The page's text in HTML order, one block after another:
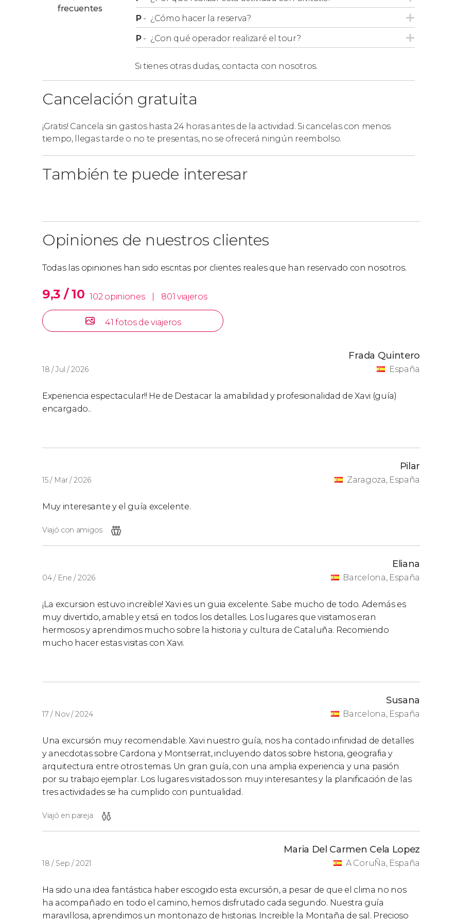
frecuentes
P- ¿Cómo hacer la reserva?
P- ¿Con qué operador realizaré el tour?
Si tienes otras dudas, contacta con nosotros.
Cancelación gratuita
¡Gratis! Cancela sin gastos hasta 24 horas antes de la actividad. Si cancelas con menos
tiempo, llegas tarde o no te presentas, no se ofrecerá ningún reembolso.
También te puede interesar
Opiniones de nuestros clientes
Todas las opiniones han sido escritas por clientes reales que han reservado con nosotros.
9,3 / 10 102 opiniones 801 viajeros
41 fotos de viajeros
18 / Jul / 2026
Frada Quintero
España
Experiencia espectacular!! He de Destacar la amabilidad y profesionalidad de Xavi (guía)
encargado..
15 / Mar / 2026
Pilar
Zaragoza, España
Muy interesante y el guía excelente.
Viajó con amigos
04 / Ene / 2026
Eliana
Barcelona, España
¡La excursion estuvo increible! Xavi es un guia excelente. Sabe mucho de todo. Además es
muy divertido, amable y etsá en todos los detalles. Los lugares que visitamos eran
hermosos y aprendimos mucho sobre la historia y cultura de Cataluña. Recomiendo
mucho hacer estas visitas con Xavi.
17 / Nov / 2024
Susana
Barcelona, España
Una excursión muy recomendable. Xavi nuestro guía, nos ha contado infinidad de detalles
y anecdotas sobre Cardona y Montserrat, incluyendo datos sobre historia, geografia y
arquitectura entre otros temas. Un gran guía, con una amplia experiencia y una pasión
por su trabajo ejemplar. Los lugares visitados son muy interesantes y la planificación de las
tres actividades se ha cumplido con puntualidad.
Viajó en pareja
18 / Sep / 2021
Maria Del Carmen Cela Lopez
A CoruÑa, España
Ha sido una idea fantástica haber escogido esta excursión, a pesar de que el clima no nos
ha acompañado en todo el camino, hemos disfrutado cada segundo. Nuestra guía
maravillosa, aprendimos un montonazo de historias. Increible la Montaña de sal. Precioso